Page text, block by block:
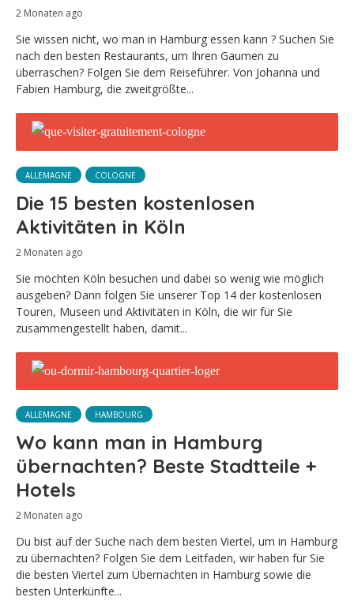
2 Monaten ago
Sie wissen nicht, wo man in Hamburg essen kann ? Suchen Sie
nach den besten Restaurants, um Ihren Gaumen zu
überraschen? Folgen Sie dem Reiseführer. Von Johanna und
Fabien Hamburg, die zweitgrößte...
ALLEMAGNE COLOGNE
Die 15 besten kostenlosen
Aktivitäten in Köln
2 Monaten ago
Sie möchten Köln besuchen und dabei so wenig wie möglich
ausgeben? Dann folgen Sie unserer Top 14 der kostenlosen
Touren, Museen und Aktivitäten in Köln, die wir für Sie
zusammengestellt haben, damit...
ALLEMAGNE HAMBOURG
Wo kann man in Hamburg
übernachten? Beste Stadtteile +
Hotels
2 Monaten ago
Du bist auf der Suche nach dem besten Viertel, um in Hamburg
zu übernachten? Folgen Sie dem Leitfaden, wir haben für Sie
die besten Viertel zum Übernachten in Hamburg sowie die
besten Unterkünfte...